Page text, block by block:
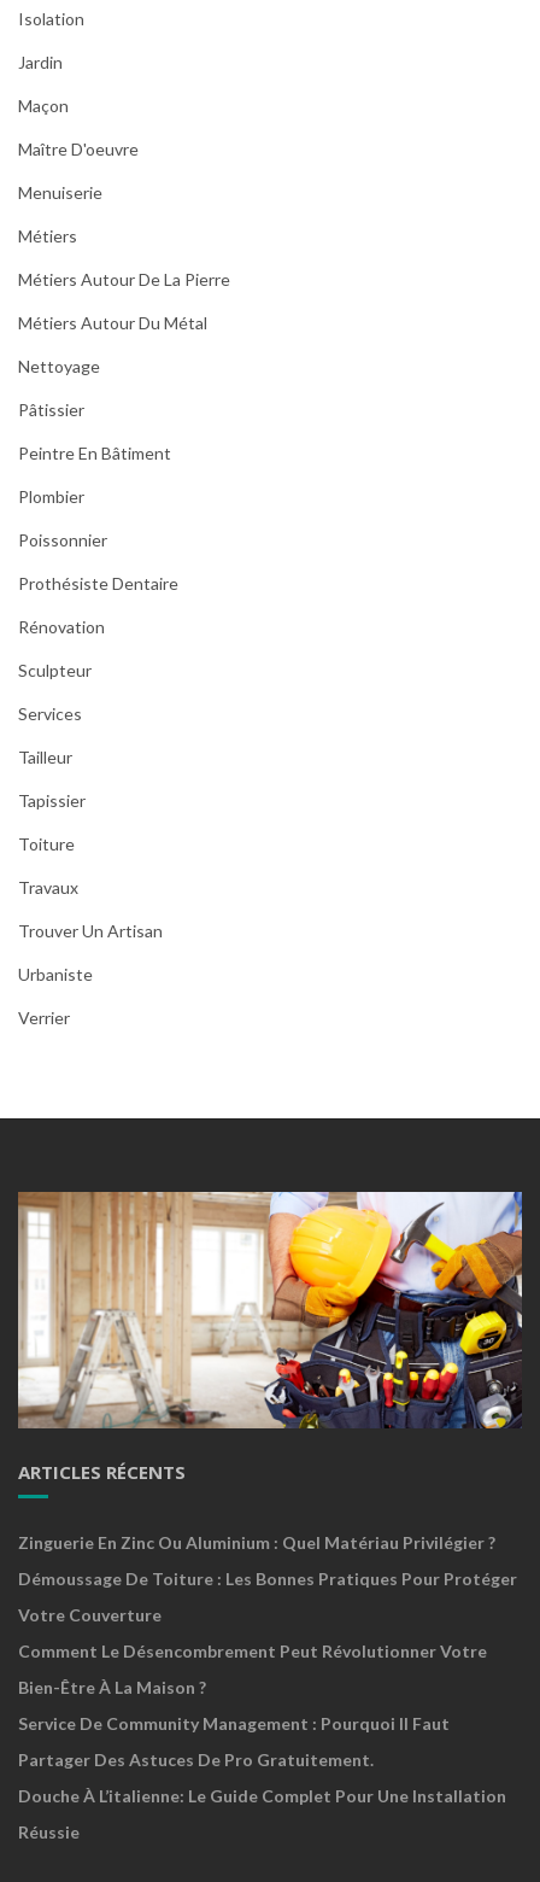
Isolation
Jardin
Maçon
Maître D'oeuvre
Menuiserie
Métiers
Métiers Autour De La Pierre
Métiers Autour Du Métal
Nettoyage
Pâtissier
Peintre En Bâtiment
Plombier
Poissonnier
Prothésiste Dentaire
Rénovation
Sculpteur
Services
Tailleur
Tapissier
Toiture
Travaux
Trouver Un Artisan
Urbaniste
Verrier
ARTICLES RÉCENTS
Zinguerie En Zinc Ou Aluminium : Quel Matériau Privilégier ?
Démoussage De Toiture : Les Bonnes Pratiques Pour Protéger
Votre Couverture
Comment Le Désencombrement Peut Révolutionner Votre
Bien-Être À La Maison ?
Service De Community Management : Pourquoi Il Faut
Partager Des Astuces De Pro Gratuitement.
Douche À L’italienne: Le Guide Complet Pour Une Installation
Réussie